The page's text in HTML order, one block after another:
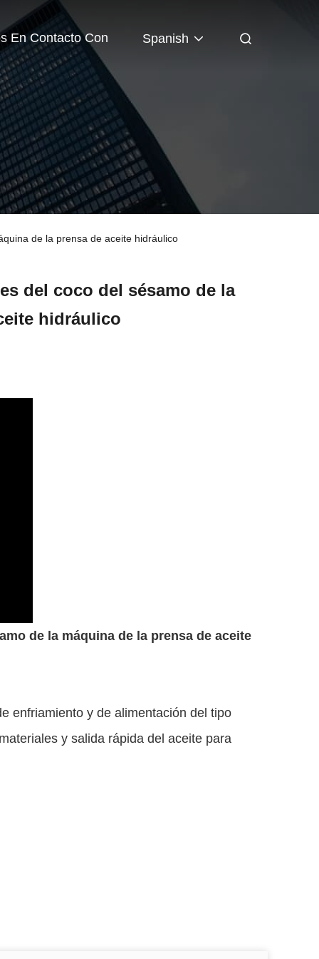
En Contacto Con Spanish
de la prensa de aceite hidráulico
del coco del sésamo de la
hidráulico
de la máquina de la prensa de aceite
enfriamiento y de alimentación del tipo
y salida rápida del aceite para